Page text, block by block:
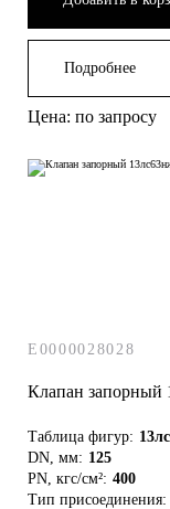
15б3р
ДУ 100
15кч16п
ДУ 200
Подробнее
Цена: по запросу
E0000028028
Клапан
Таблица фигур:
DN, мм: 125
PN, кгс/см²: 400
Тип присоединения: